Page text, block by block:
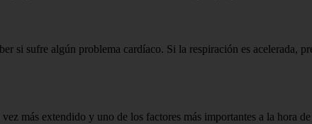
si sufre algún problema cardíaco. Si la respiración es acelerada,
más extendido y uno de los factores más importantes a la hora